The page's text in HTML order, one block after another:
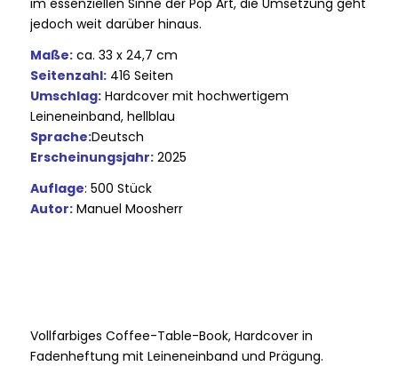
im essenziellen Sinne der Pop Art, die Umsetzung geht
jedoch weit darüber hinaus.
Maße:ca. 33 x 24,7 cm
Seitenzahl:416 Seiten
Umschlag:Hardcover mit hochwertigem
Leineneinband, hellblau
Sprache:Deutsch
Erscheinungsjahr:2025
Auflage: 500 Stück
Autor:Manuel Moosherr
Vollfarbiges Coffee-Table-Book, Hardcover in
Fadenheftung mit Leineneinband und Prägung.